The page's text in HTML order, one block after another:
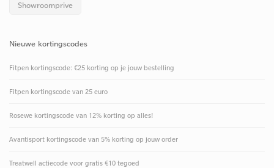
Showroomprive
Nieuwe kortingscodes
Fitpen kortingscode: €25 korting op je jouw bestelling
Fitpen kortingscode van 25 euro
Rosewe kortingscode van 12% korting op alles!
Avantisport kortingscode van 5% korting op jouw order
Treatwell actiecode voor gratis €10 tegoed